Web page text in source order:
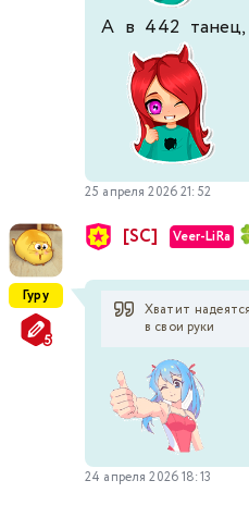
А в 442
25 апреля 2026 21:52
Гуру
[SC] Veer-LiRa
Хватит
в свои руки
24 апреля 2026 18:13